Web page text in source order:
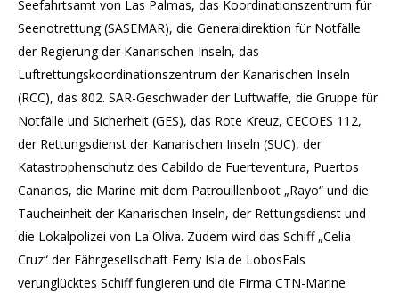
Seefahrtsamt von Las Palmas, das Koordinationszentrum für
Seenotrettung (SASEMAR), die Generaldirektion für Notfälle
der Regierung der Kanarischen Inseln, das
Luftrettungskoordinationszentrum der Kanarischen Inseln
(RCC), das 802. SAR-Geschwader der Luftwaffe, die Gruppe für
Notfälle und Sicherheit (GES), das Rote Kreuz, CECOES 112,
der Rettungsdienst der Kanarischen Inseln (SUC), der
Katastrophenschutz des Cabildo de Fuerteventura, Puertos
Canarios, die Marine mit dem Patrouillenboot „Rayo“ und die
Taucheinheit der Kanarischen Inseln, der Rettungsdienst und
die Lokalpolizei von La Oliva. Zudem wird das Schiff „Celia
Cruz“ der Fährgesellschaft Ferry Isla de LobosFals
verunglücktes Schiff fungieren und die Firma CTN-Marine